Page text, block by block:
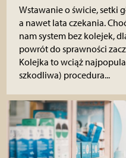
Wstawanie o świcie, setki
a nawet lata czekania.
nam system bez kolejek,
powrót do sprawności
Kolejka to wciąż
szkodliwa) procedura...